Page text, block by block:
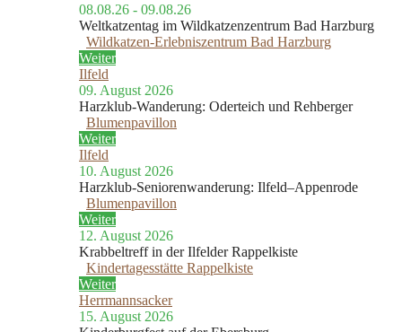
08.08.26 - 09.08.26
Weltkatzentag im Wildkatzenzentrum Bad Harzburg
Wildkatzen-Erlebniszentrum Bad Harzburg
Weiter
Ilfeld
09. August 2026
Harzklub-Wanderung: Oderteich und Rehberger
Blumenpavillon
Weiter
Ilfeld
10. August 2026
Harzklub-Seniorenwanderung: Ilfeld–Appenrode
Blumenpavillon
Weiter
12. August 2026
Krabbeltreff in der Ilfelder Rappelkiste
Kindertagesstätte Rappelkiste
Weiter
Herrmannsacker
15. August 2026